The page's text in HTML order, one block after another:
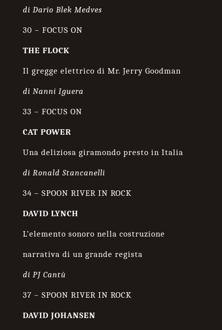
di Dario Blek Medves
30 – FOCUS ON
THE FLOCK
Il gregge elettrico di Mr. Jerry Goodman
di Nanni Iguera
33 – FOCUS ON
CAT POWER
Una deliziosa giramondo presto in Italia
di Ronald Stancanelli
34 – SPOON RIVER IN ROCK
DAVID LYNCH
L’elemento sonoro nella costruzione
narrativa di un grande regista
di PJ Cantù
37 – SPOON RIVER IN ROCK
DAVID JOHANSEN